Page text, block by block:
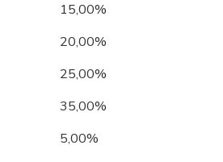
15,00%
20,00%
25,00%
35,00%
5,00%